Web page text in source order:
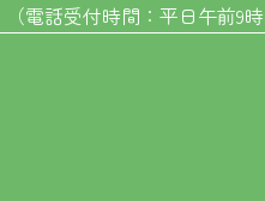
（電話受付時間：平日午前9